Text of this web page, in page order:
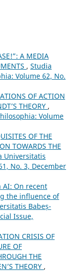
A MEDIA
, Studia
Volume 62, No.
OF ACTION
THEORY ,
Volume
OF THE
TOWARDS THE
Universitatis
No. 3, December
On recent
the influence of
Babeș-
Issue,
CRISIS OF
OF
THE
THEORY ,